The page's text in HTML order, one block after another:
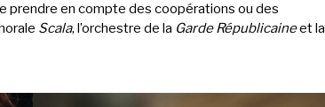
prendre en compte des coopérations ou des
Scala, l’orchestre de la Garde Républicaineet la